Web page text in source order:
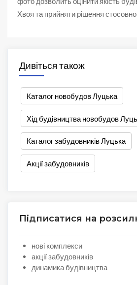
Хвоя та прийняти рішення стосовно
Дивіться також
Каталог новобудов Луцька
Хід будівництва новобудов
Каталог забудовників Луцька
Акції забудовників
Підписатися на
нові комплекси
акції забудовників
динамика будівництва